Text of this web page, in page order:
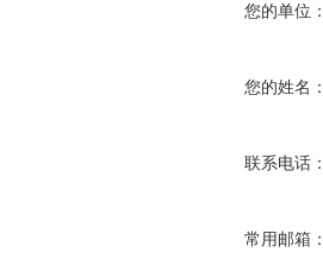
您的单位
您的姓名
联系电话
常用邮箱